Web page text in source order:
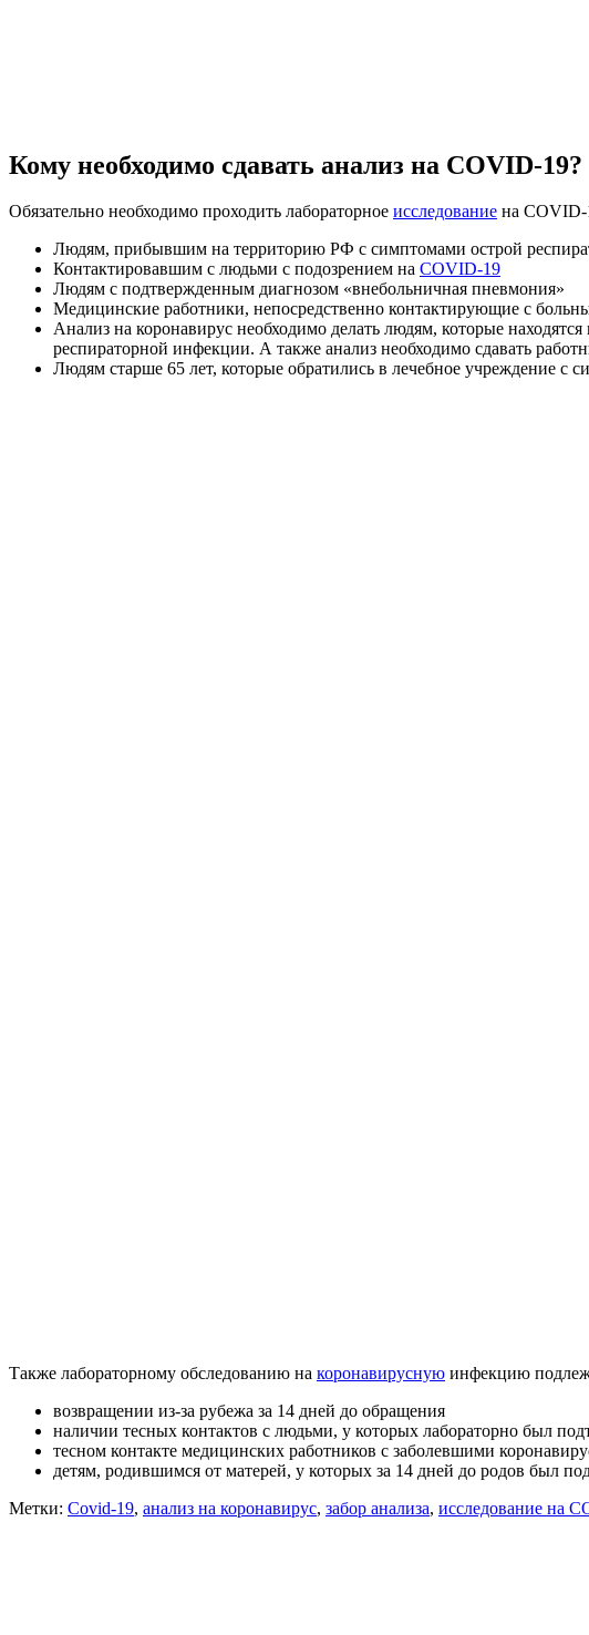
Кому необходимо сдавать анализ на COVID-19?
Обязательно необходимо проходить лабораторное исследование на
Людям, прибывшим на территорию РФ с симптомами острой
Контактировавшим с людьми с подозрением на COVID-19
Людям с подтвержденным диагнозом «внебольничная пневмония»
Медицинские работники, непосредственно контактирующие с
Анализ на коронавирус необходимо делать людям, которые
респираторной инфекции. А также анализ необходимо сдавать
Людям старше 65 лет, которые обратились в лечебное учреждение с
Также лабораторному обследованию на коронавирусную инфекцию
возвращении из-за рубежа за 14 дней до обращения
наличии тесных контактов с людьми, у которых лабораторно был
тесном контакте медицинских работников с заболевшими
детям, родившимся от матерей, у которых за 14 дней до родов был
Метки: Covid-19, анализ на коронавирус, забор анализа, исследование на